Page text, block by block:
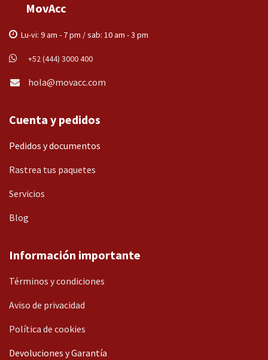
MovAcc
Lu-vi: 9 am - 7 pm / sab: 10 am - 3 pm
+52 (444) 3000 400
hola@movacc.com
Cuenta y pedidos
Pedidos y documentos
Rastrea tus paquetes
Servicios
Blog
Información importante
Términos y condiciones
Aviso de privacidad
Política de cookies
Devoluciones y Garantía